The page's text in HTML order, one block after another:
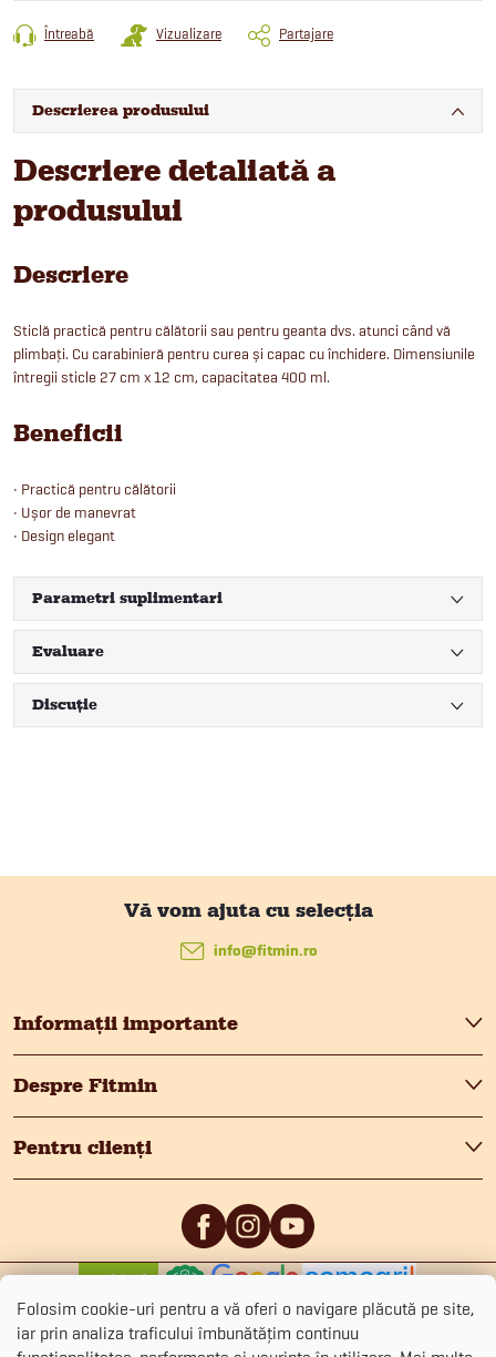
Folosim cookie-uri pentru a vă oferi o navigare plăcută pe site,
iar prin analiza traficului îmbunătățim continuu
Întreabă Vizualizare Partajare
Descrierea produsului
Descriere detaliată a
produsului
Descriere
Sticlă practică pentru călătorii sau pentru geanta dvs. atunci când vă
plimbați. Cu carabinieră pentru curea și capac cu închidere. Dimensiunile
întregii sticle 27 cm x 12 cm, capacitatea 400 ml.
Beneficii
• Practică pentru călătorii
• Ușor de manevrat
• Design elegant
Parametri suplimentari
Evaluare
Discuţie
b
s
o
Informații importante
Despre Fitmin
Pentru clienți
info@fitmin.ro
0/5 0/5